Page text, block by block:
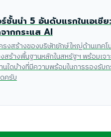
ชั้นนำ 5 อันดับแรกในเอเชี
ากกระแส AI
งสร้างของบริษัทยักษ์ใหญ่ด้านเทคโ
สร้างพื้นฐานหลักในสหรัฐฯ พร้อมเจ
ใดบ้างที่มีความพร้อมในการรองรับ
ครับ